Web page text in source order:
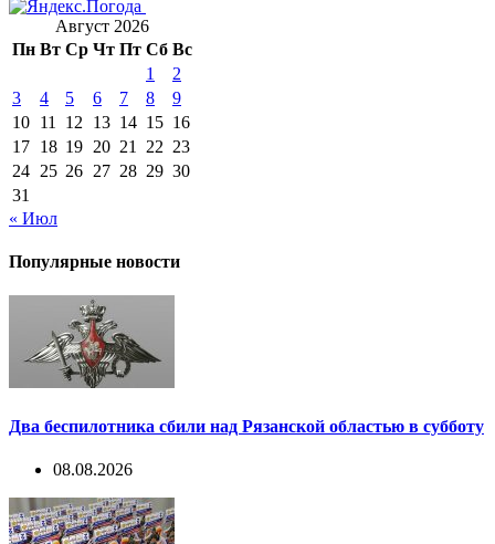
Август 2026
Пн Вт Ср Чт Пт Сб Вс
1
2
3
4 5 6 7 8
9
10 11 12 13 14 15 16
17 18 19 20 21 22 23
24 25 26 27 28 29 30
31
« Июл
Популярные новости
Два беспилотника сбили над Рязанской областью в субботу
08.08.2026